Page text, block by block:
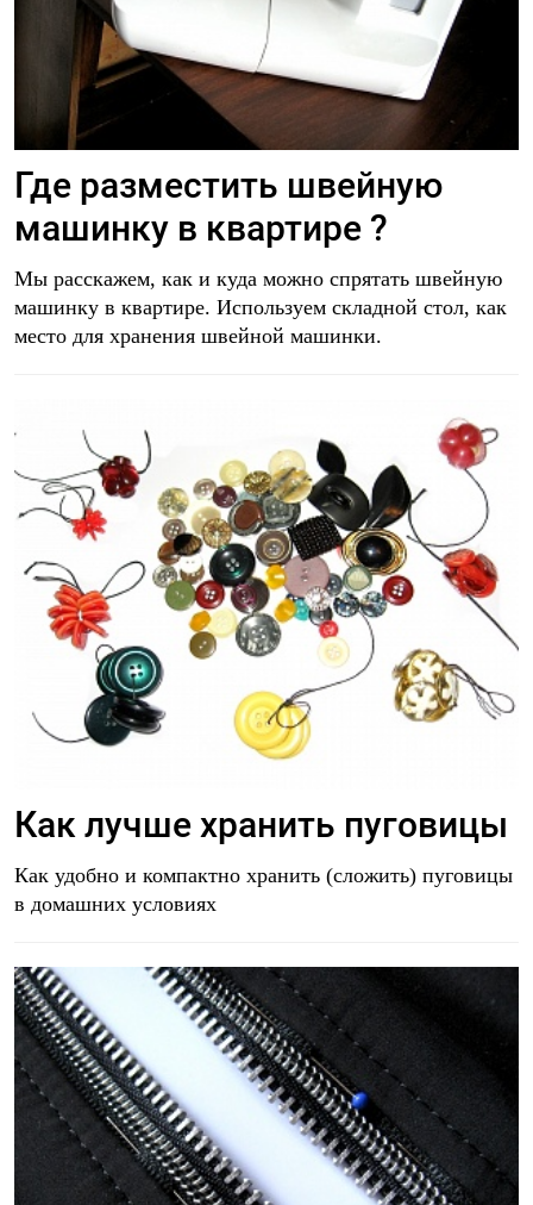
Где разместить швейную
машинку в квартире ?
Мы расскажем, как и куда можно спрятать швейную
машинку в квартире. Используем складной стол, как
место для хранения швейной машинки.
Как лучше хранить пуговицы
Как удобно и компактно хранить (сложить) пуговицы
в домашних условиях